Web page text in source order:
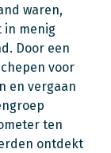
waren,
in menig
Door een
voor
en vergaan
ten
ontdekt